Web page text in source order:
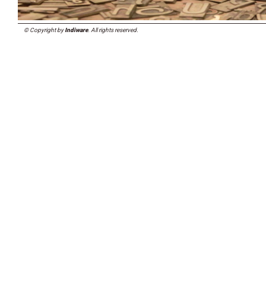
© Copyright byIndiware. All rights reserved.